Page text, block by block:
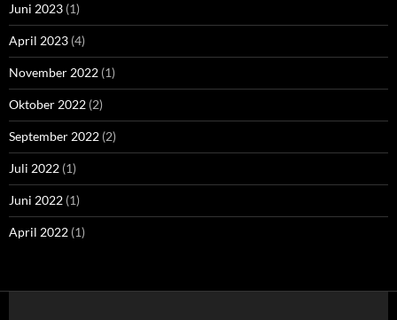
Juni 2023 (1)
April 2023 (4)
November 2022 (1)
Oktober 2022 (2)
September 2022 (2)
Juli 2022 (1)
Juni 2022 (1)
April 2022 (1)